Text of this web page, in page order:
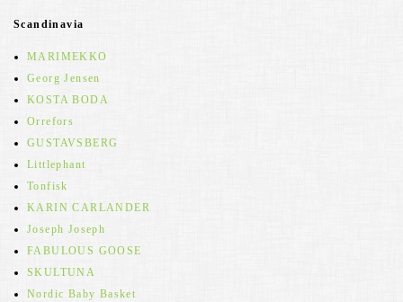
Scandinavia
MARIMEKKO
Georg Jensen
KOSTA BODA
Orrefors
GUSTAVSBERG
Littlephant
Tonfisk
KARIN CARLANDER
Joseph Joseph
FABULOUS GOOSE
SKULTUNA
Nordic Baby Basket